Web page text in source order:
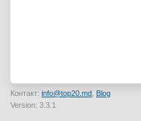
Контакт: info@top20.md Blog
Version: 3.3.1